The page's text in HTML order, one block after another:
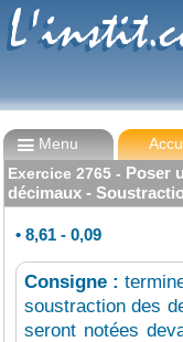
Menu
Exercice 2765 - Poser
décimaux -
• 8,61 - 0,09
Consigne :
soustraction des
seront notées